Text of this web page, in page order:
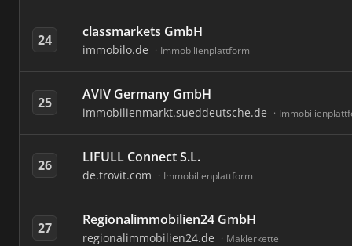
24 classmarkets GmbH
immobilo.de Immobilienplattform
25 AVIV Germany GmbH
immobilienmarkt.sueddeutsche.de
26 LIFULL Connect S.L.
de.trovit.com Immobilienplattform
27 Regionalimmobilien24 GmbH
regionalimmobilien24.de Maklerkette